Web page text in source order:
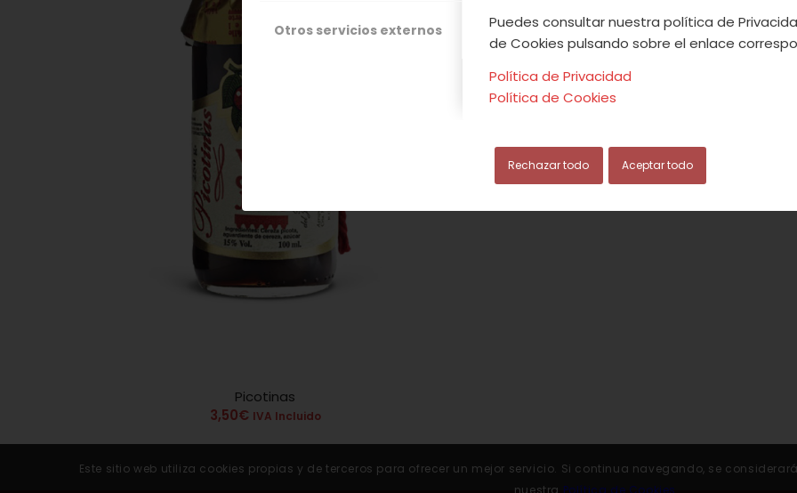
Otros servicios externos
Puedes consultar nuestra política de
de Cookies pulsando sobre el enlace
Política de Privacidad
Política de Cookies
Rechazar todo Aceptar todo
5.00
Picotinas
3,50€ IVA Incluido
Este sitio web utiliza cookies propias y de terceros para ofrecer un mejor servicio. Si continua navegando, se